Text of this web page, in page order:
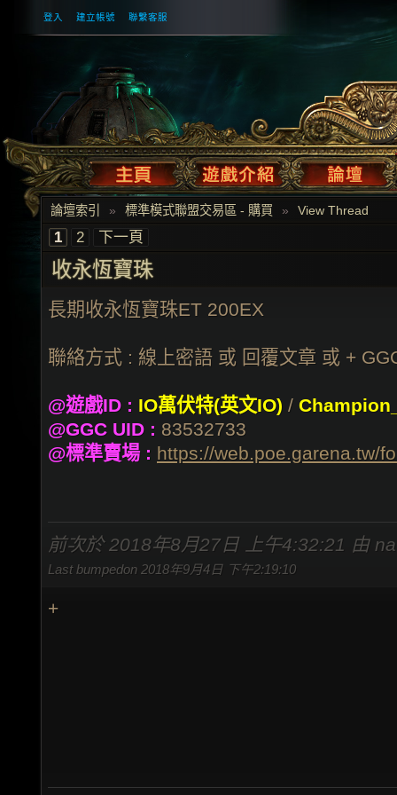
登入 建立帳號 聯繫客服
論壇索引 » 標準模式聯盟交易區 - 購買 » View Thread
1 2 下一頁
收永恆寶珠
長期收永恆寶珠ET 200EX
聯絡方式 : 線上密語 或 回覆文章 或 +
@遊戲ID : IO萬伏特(英文IO) /
@GGC UID : 83532733
@標準賣場 : https://web.poe.garena.tw/
前次於 2018年8月27日 上午4:32:21 由
Last bumpedon 2018年9月4日 下午2:19:10
+